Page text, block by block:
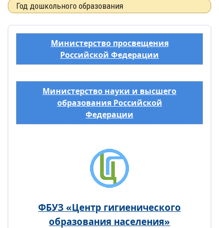
Год дошкольного образования
Министерство просвещения
Российской Федерации
Министерство науки и высшего
образования Российской
Федерации
ФБУЗ «Центр гигиенического
образования населения»